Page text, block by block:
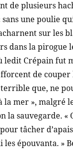
de plusieurs
une poulie
sur
dans la
ledit Crépain fut
de
que, ne
mer », malgré
la sauvegarde.
tâcher
épouvanta. »